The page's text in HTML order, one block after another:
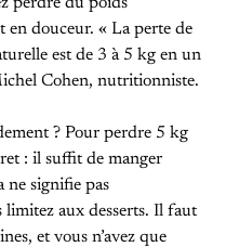
en douceur. « La perte de
est de 3 à 5 kg en un
Cohen, nutritionniste.
? Pour perdre 5 kg
: il suffit de manger
ne signifie pas
limitez aux desserts. Il faut
et vous n’avez que